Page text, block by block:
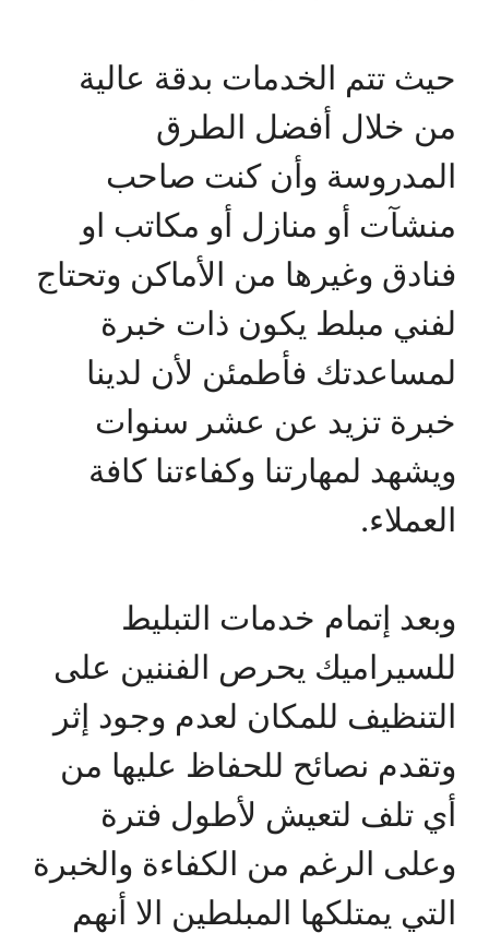
حيث تتم الخدمات بدقة عالية
من خلال أفضل الطرق
المدروسة وأن كنت صاحب
منشآت أو منازل أو مكاتب او
فنادق وغيرها من الأماكن وتحتاج
لفني مبلط يكون ذات خبرة
لمساعدتك فأطمئن لأن لدينا
خبرة تزيد عن عشر سنوات
ويشهد لمهارتنا وكفاءتنا كافة
العملاء.
وبعد إتمام خدمات التبليط
للسيراميك يحرص الفننين على
التنظيف للمكان لعدم وجود إثر
وتقدم نصائح للحفاظ عليها من
أي تلف لتعيش لأطول فترة
وعلى الرغم من الكفاءة والخبرة
التي يمتلكها المبلطين الا أنهم